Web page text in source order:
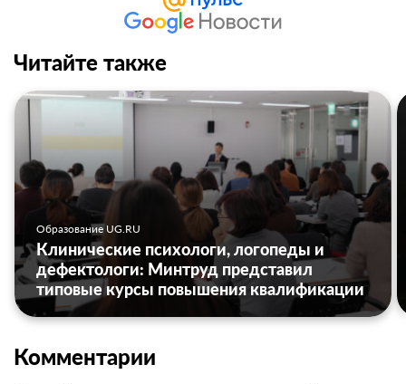
Читайте также
Образование UG.RU
Клинические психологи, логопеды и
дефектологи: Минтруд представил
типовые курсы повышения квалификации
Комментарии